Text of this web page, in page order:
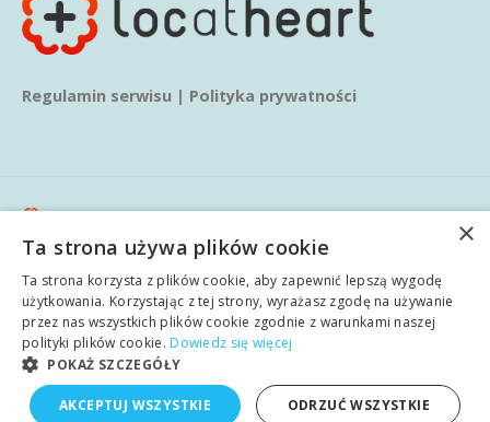
Regulamin serwisu | Polityka prywatności
© copyright 2020. Wszelkie prawa zastrzeżone.
Główna O nas Usługi Blog Wiedza
Realizacje Kontakt
polski
×
Ta strona używa plików cookie
Ta strona korzysta z plików cookie, aby zapewnić lepszą wygodę
użytkowania. Korzystając z tej strony, wyrażasz zgodę na używanie
przez nas wszystkich plików cookie zgodnie z warunkami naszej
polityki plików cookie. Dowiedz się więcej
POKAŻ SZCZEGÓŁY
AKCEPTUJ WSZYSTKIE ODRZUĆ WSZYSTKIE